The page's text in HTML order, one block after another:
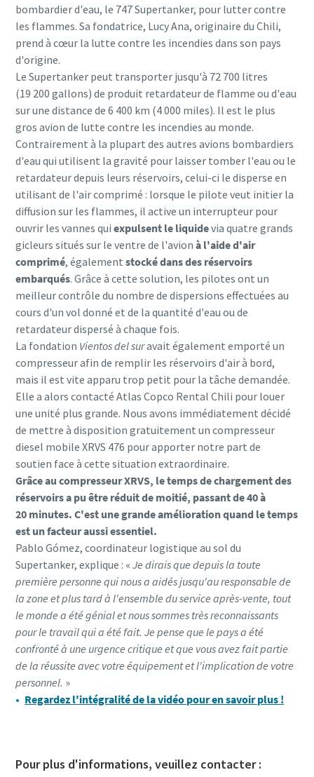
bombardier d'eau, le 747 Supertanker, pour lutter contre
les flammes. Sa fondatrice, Lucy Ana, originaire du Chili,
prend à cœur la lutte contre les incendies dans son pays
d'origine.
Le Supertanker peut transporter jusqu'à 72 700 litres
(19 200 gallons) de produit retardateur de flamme ou d'eau
sur une distance de 6 400 km (4 000 miles). Il est le plus
gros avion de lutte contre les incendies au monde.
Contrairement à la plupart des autres avions bombardiers
d'eau qui utilisent la gravité pour laisser tomber l'eau ou le
retardateur depuis leurs réservoirs, celui-ci le disperse en
utilisant de l'air comprimé : lorsque le pilote veut initier la
diffusion sur les flammes, il active un interrupteur pour
ouvrir les vannes qui expulsent le liquidevia quatre grands
gicleurs situés sur le ventre de l'avion à l'aide d'air
comprimé, également stocké dans des réservoirs
embarqués. Grâce à cette solution, les pilotes ont un
meilleur contrôle du nombre de dispersions effectuées au
cours d'un vol donné et de la quantité d'eau ou de
retardateur dispersé à chaque fois.
La fondation Vientos del suravait également emporté un
compresseur afin de remplir les réservoirs d'air à bord,
mais il est vite apparu trop petit pour la tâche demandée.
Elle a alors contacté Atlas Copco Rental Chili pour louer
une unité plus grande. Nous avons immédiatement décidé
de mettre à disposition gratuitement un compresseur
diesel mobile XRVS 476 pour apporter notre part de
soutien face à cette situation extraordinaire.
Grâce au compresseur XRVS, le temps de chargement des
réservoirs a pu être réduit de moitié, passant de 40 à
20 minutes. C'est une grande amélioration quand le temps
est un facteur aussi essentiel.
Pablo Gómez, coordinateur logistique au sol du
Supertanker, explique : « Je dirais que depuis la toute
première personne qui nous a aidés jusqu'au responsable de
la zone et plus tard à l'ensemble du service après-vente, tout
le monde a été génial et nous sommes très reconnaissants
pour le travail qui a été fait. Je pense que le pays a été
confronté à une urgence critique et que vous avez fait partie
de la réussite avec votre équipement et l'implication de votre
personnel. »
Regardez l'intégralité de la vidéo pour en savoir plus !
Pour plus d'informations, veuillez contacter :